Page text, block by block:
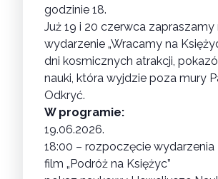
godzinie 18.
Już 19 i 20 czerwca zapraszamy
wydarzenie „Wracamy na
dni kosmicznych atrakcji,
nauki, która wyjdzie poza mury
Odkryć.
W programie:
19.06.2026.
18:00 – rozpoczęcie wydarzenia
film „Podróż na Księżyc”